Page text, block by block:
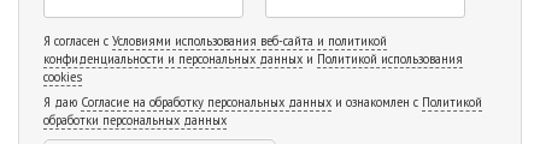
Я согласен с Условиями использования веб-сайта и политикой
конфиденциальности и персональных данных и Политикой использования
cookies
Я даю Согласие на обработку персональных данных и ознакомлен с Политикой
обработки персональных данных